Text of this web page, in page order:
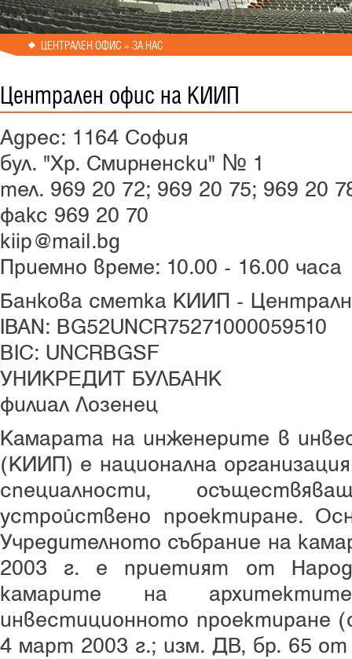
ЦЕНТРАЛЕН ОФИС » ЗА НАС
Централен офис на КИИП
Адрес: 1164 София
бул. "Хр. Смирненски" № 1
тел. 969 20 72; 969 20 75; 969 20
факс 969 20 70
kiip@mail.bg
Приемно време: 10.00 - 16.00 часа
Банкова сметка КИИП -
IBAN: BG52UNCR75271000059510
BIC: UNCRBGSF
УНИКРЕДИТ БУЛБАНК
филиал Лозенец
Камарата на инженерите в
(КИИП) е национална
специалности,
устройствено проектиране.
Учредителното събрание на
2003 г. е приетият от
камарите на
инвестиционното проектиране
4 март 2003 г.; изм. ДВ, бр. 65